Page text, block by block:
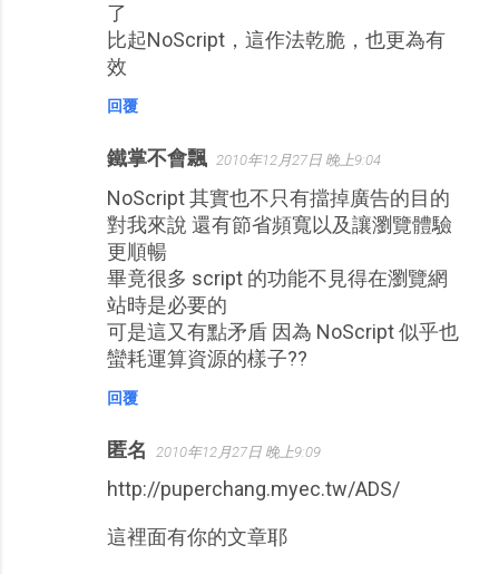
了
比起NoScript，這作法乾脆，也更為有
效
回覆
鐵掌不會飄 2010年12月27日 晚上9:04
NoScript 其實也不只有擋掉廣告的目的
對我來說 還有節省頻寬以及讓瀏覽體驗
更順暢
畢竟很多 script 的功能不見得在瀏覽網
站時是必要的
可是這又有點矛盾 因為 NoScript 似乎也
蠻耗運算資源的樣子??
回覆
匿名 2010年12月27日 晚上9:09
http://puperchang.myec.tw/ADS/
這裡面有你的文章耶